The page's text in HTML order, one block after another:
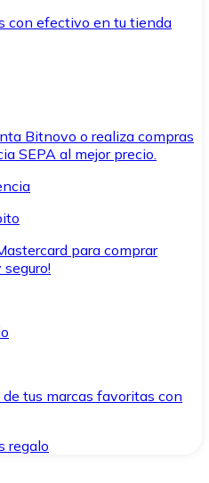
con efectivo en tu tienda
Bitnovo o realiza compras
SEPA al mejor precio.
para comprar
tus marcas favoritas con
regalo